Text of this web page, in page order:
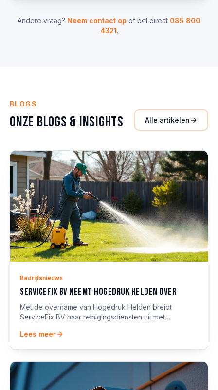
Andere vraag? Neem contact op of bel direct 085 800
4321.
BLOGS
Onze Blogs & Insights Alle artikelen
Bedrijfsnieuws
ServiceFix BV neemt Hogedruk Helden over
Met de overname van Hogedruk Helden breidt
ServiceFix BV haar reinigingsdiensten uit met
gevel en meer.
Lees meer